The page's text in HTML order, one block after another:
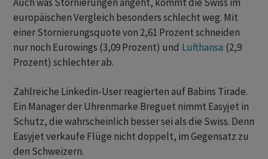
Auch was Stornierungen angeht, kommt die Swiss im
europäischen Vergleich besonders schlecht weg. Mit
einer Stornierungsquote von 2,61 Prozent schneiden
nur noch Eurowings (3,09 Prozent) und Lufthansa (2,9
Prozent) schlechter ab.
Zahlreiche Linkedin-User reagierten auf Babins Tirade.
Ein Manager der Uhrenmarke Breguet nimmt Easyjet in
Schutz, die wahrscheinlich besser sei als die Swiss. Denn
Easyjet verkaufe Flüge nicht doppelt, im Gegensatz zu
den Schweizern.